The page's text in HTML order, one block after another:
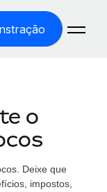
o
Deixe que
impostos,